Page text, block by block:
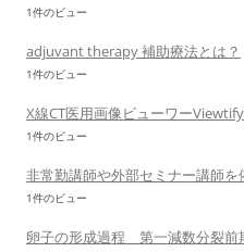
1件のビュー
adjuvant therapy 補助療法とは？
1件のビュー
X線CT医用画像ビューワー
1件のビュー
非常勤講師や外部セミナー講師
1件のビュー
卵子の形成過程 第一減数分裂前